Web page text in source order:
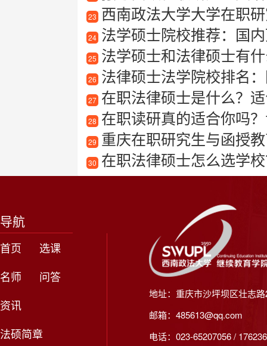
23 西南政法大学大学在职
24 法学硕士院校推荐：国
25 法学硕士和法律硕士有
26 法律硕士法学院校排名
27 在职法律硕士是什么？
28 在职读研真的适合你吗
29 重庆在职研究生与函授
30 在职法律硕士怎么选学
导航
首页
选课
名师
问答
资讯
法硕简章
地址：重庆市沙坪坝区壮志
邮箱：485613@qq.com
电话：023-65207056 /